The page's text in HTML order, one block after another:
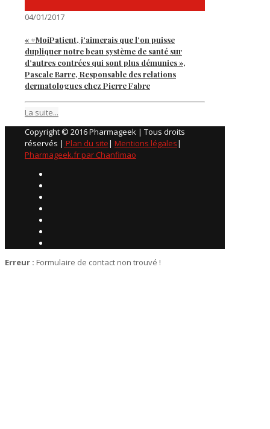
04/01/2017
« #MoiPatient, j’aimerais que l’on puisse
dupliquer notre beau système de santé sur
d’autres contrées qui sont plus démunies »,
Pascale Barre, Responsable des relations
dermatologues chez Pierre Fabre
La suite...
Copyright © 2016 Pharmageek | Tous droits
réservés | Plan du site| Mentions légales|
Pharmageek.fr par Chanfimao
Erreur : Formulaire de contact non trouvé !